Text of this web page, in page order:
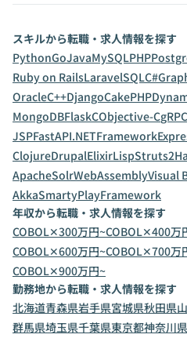
スキルから転職・求人情報を探す
PythonGoJavaMySQLPHP
Ruby on RailsLaravelSQLC#
OracleC++DjangoCakePHP
MongoDBFlaskCObjective-CgRPC
JSPFastAPI.NETFramework
ClojureDrupalElixirLispStruts2
ApacheSolrWebAssemblyVisual
AkkaSmartyPlayFramework
年収から転職・求人情報を探す
COBOL✕300万円~COBOL✕400万
COBOL✕600万円~COBOL✕700万
COBOL✕900万円~
勤務地から転職・求人情報を探す
北海道青森県岩手県宮城県秋田県
群馬県埼玉県千葉県東京都神奈川県